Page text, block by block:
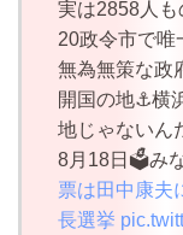
実は2858人
20政令市で唯
無為無策な政
開国の地⚓横
地じゃないん
8月18日🗳み
票は田中康夫
長選挙